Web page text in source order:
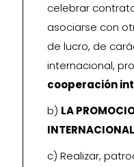
celebrar
asociarse con
de lucro, de
internacional,
cooperación
b) LA
c) Realizar,